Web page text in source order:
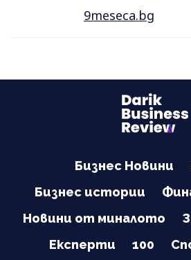
9meseca.bg
Бизнес Новини
Бизнес истории
Новини от миналото
Експерти
100